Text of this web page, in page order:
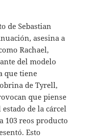
de Sebastian
asesina a
Rachael,
del modelo
que tiene
de Tyrell,
que piense
de la cárcel
103 reos producto
Esto